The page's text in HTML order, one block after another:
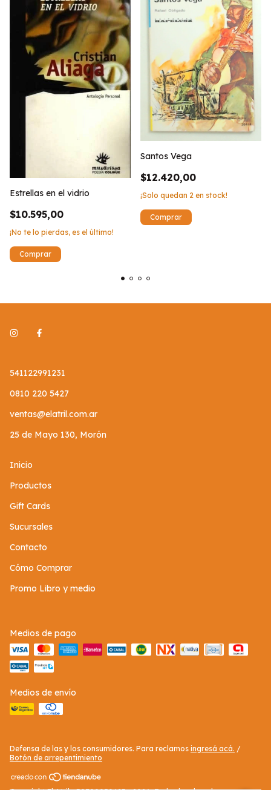
Estrellas en el vidrio
$10.595,00
¡No te lo pierdas, es el último!
Santos Vega
$12.420,00
¡Solo quedan 2 en stock!
541122991231
0810 220 5427
ventas@elatril.com.ar
25 de Mayo 130, Morón
Inicio
Productos
Gift Cards
Sucursales
Contacto
Cómo Comprar
Promo Libro y medio
Medios de pago
Medios de envío
Defensa de las y los consumidores. Para reclamos ingresá acá. /
Botón de arrepentimiento